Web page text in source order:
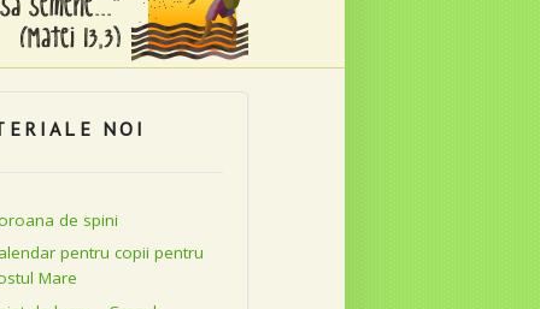
NOI
de spini
pentru copii pentru
Mare